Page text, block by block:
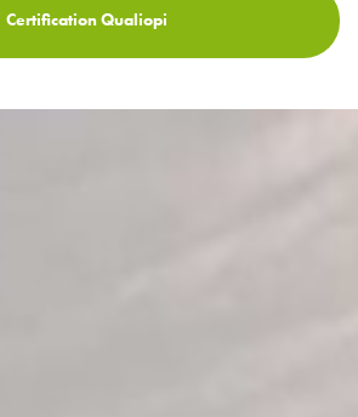
Certification Qualiopi